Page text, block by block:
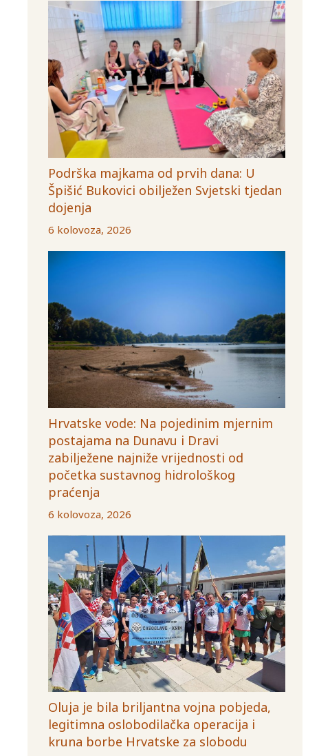
Podrška majkama od prvih dana: U
Špišić Bukovici obilježen Svjetski tjedan
dojenja
6 kolovoza, 2026
Hrvatske vode: Na pojedinim mjernim
postajama na Dunavu i Dravi
zabilježene najniže vrijednosti od
početka sustavnog hidrološkog
praćenja
6 kolovoza, 2026
Oluja je bila briljantna vojna pobjeda,
legitimna oslobodilačka operacija i
kruna borbe Hrvatske za slobodu